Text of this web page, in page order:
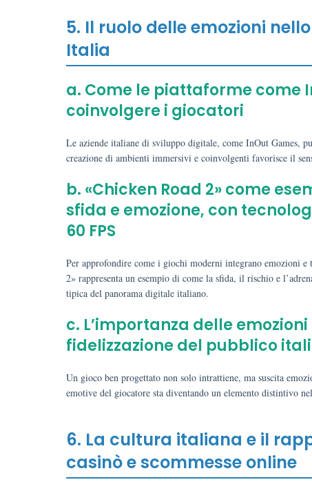
5. Il ruolo delle emozioni
Italia
a. Come le piattaforme come
coinvolgere i giocatori
Le aziende italiane di sviluppo digitale, come InOut Games,
creazione di ambienti immersivi e coinvolgenti favorisce il
b. «Chicken Road 2» come
sfida e emozione, con
60 FPS
Per approfondire come i giochi moderni integrano emozioni e
2» rappresenta un esempio di come la sfida, il rischio e
tipica del panorama digitale italiano.
c. L’importanza delle
fidelizzazione del pubblico
Un gioco ben progettato non solo intrattiene, ma suscita
emotive del giocatore sta diventando un elemento distintivo
6. La cultura italiana e il
casinò e scommesse online